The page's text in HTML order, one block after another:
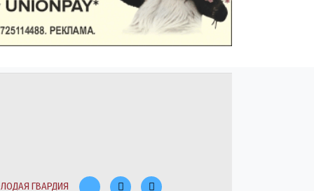
ГВАРДИЯ